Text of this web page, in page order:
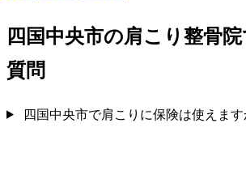
四国中央市の肩こり整骨
質問
四国中央市で肩こりに保険は使えます